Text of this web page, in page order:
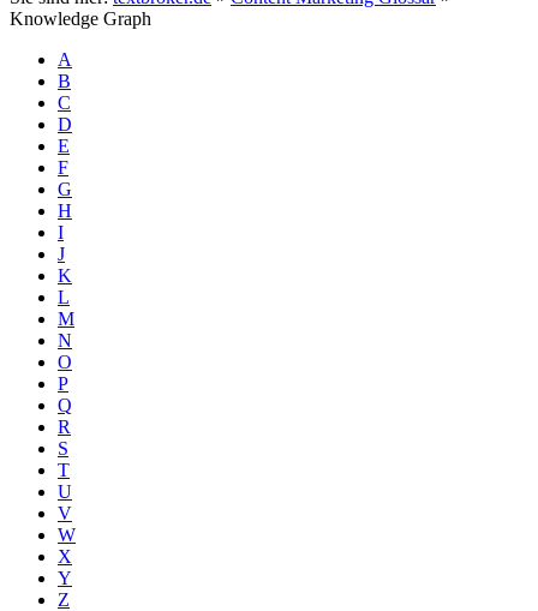
Knowledge Graph
A
B
C
D
E
F
G
H
I
J
K
L
M
N
O
P
Q
R
S
T
U
V
W
X
Y
Z